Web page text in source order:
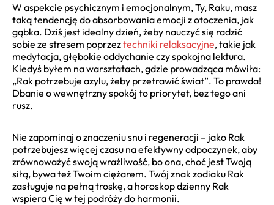
W aspekcie psychicznym i emocjonalnym, Ty, Raku, masz
taką tendencję do absorbowania emocji z otoczenia, jak
gąbka. Dziś jest idealny dzień, żeby nauczyć się radzić
sobie ze stresem poprzeztechniki relaksacyjne, takie jak
medytacja, głębokie oddychanie czy spokojna lektura.
Kiedyś byłem na warsztatach, gdzie prowadząca mówiła:
„Rak potrzebuje azylu, żeby przetrawić świat”. To prawda!
Dbanie o wewnętrzny spokój to priorytet, bez tego ani
rusz.
Nie zapominaj o znaczeniu snu i regeneracji – jako Rak
potrzebujesz więcej czasu na efektywny odpoczynek, aby
zrównoważyć swoją wrażliwość, bo ona, choć jest Twoją
siłą, bywa też Twoim ciężarem. Twój znak zodiaku Rak
zasługuje na pełną troskę, a horoskop dzienny Rak
wspiera Cię w tej podróży do harmonii.